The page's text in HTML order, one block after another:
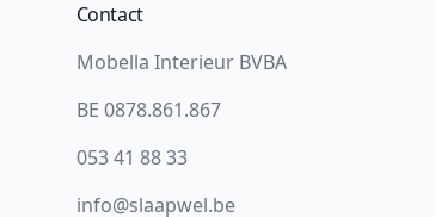
Contact
Mobella Interieur BVBA
BE 0878.861.867
053 41 88 33
info@slaapwel.be